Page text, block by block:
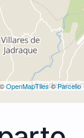
©OpenMapTiles©Parcello